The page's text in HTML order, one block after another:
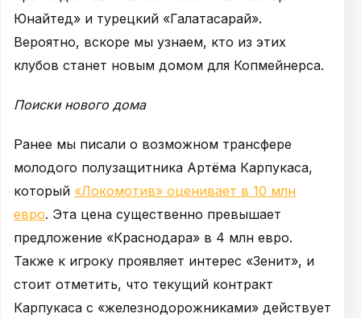
Юнайтед» и турецкий «Галатасарай».
Вероятно, вскоре мы узнаем, кто из этих
клубов станет новым домом для Копмейнерса.
Поиски нового дома
Ранее мы писали о возможном трансфере
молодого полузащитника Артёма Карпукаса,
который «Локомотив» оценивает в 10 млн
евро. Эта цена существенно превышает
предложение «Краснодара» в 4 млн евро.
Также к игроку проявляет интерес «Зенит», и
стоит отметить, что текущий контракт
Карпукаса с «железнодорожниками» действует